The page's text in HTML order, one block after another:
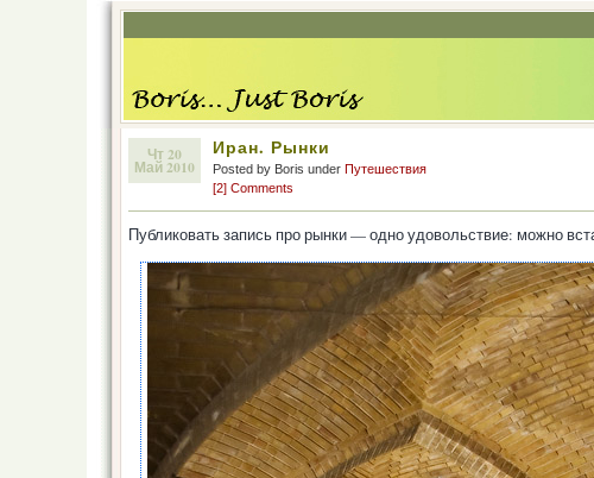
Чт 20
Май 2010
Иран. Рынки
Posted by Boris under Путешествия
[2] Comments
Публиковать запись про рынки — одно удовольствие: можно